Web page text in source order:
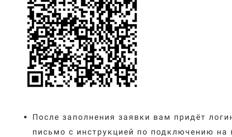
После заполнения заявки вам придёт
письмо с инструкцией по подключению на